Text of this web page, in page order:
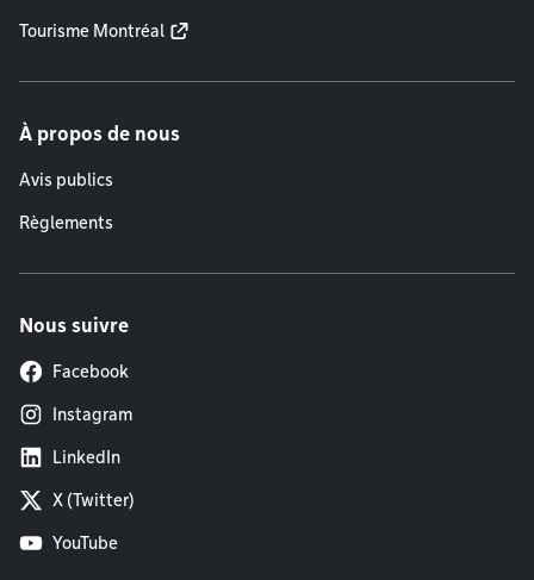
Tourisme Montréal
À propos de nous
Avis publics
Règlements
Nous suivre
Facebook
Instagram
LinkedIn
X (Twitter)
YouTube